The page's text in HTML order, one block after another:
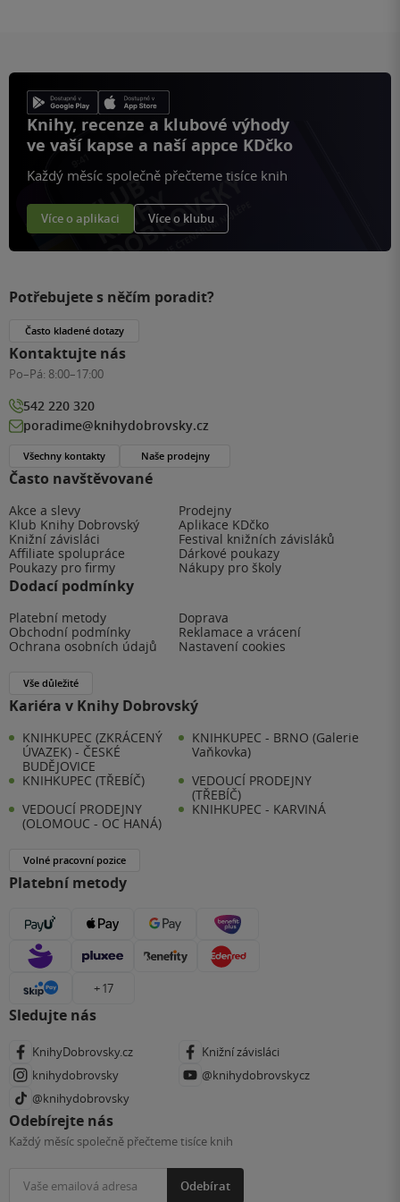
Knihy, recenze a klubové výhody
ve vaší kapse a naší appce KDčko
Každý měsíc společně přečteme tisíce knih
Více o aplikaci Více o klubu
Často navštěvované
Akce a slevy
Prodejny
Klub Knihy Dobrovský
Aplikace KDčko
Knižní závisláci
Festival knižních závisláků
Affiliate spolupráce
Dárkové poukazy
Poukazy pro firmy
Nákupy pro školy
Dodací podmínky
Platební metody
Doprava
Obchodní podmínky
Reklamace a vrácení
Ochrana osobních údajů
Nastavení cookies
Vše důležité
Kariéra v Knihy Dobrovský
KNIHKUPEC (ZKRÁCENÝ
ÚVAZEK) - ČESKÉ
BUDĚJOVICE
KNIHKUPEC - BRNO (Galerie
Vaňkovka)
KNIHKUPEC (TŘEBÍČ)
VEDOUCÍ PRODEJNY
(TŘEBÍČ)
VEDOUCÍ PRODEJNY
(OLOMOUC - OC HANÁ)
KNIHKUPEC - KARVINÁ
Volné pracovní pozice
Platební metody
+ 17
Sledujte nás
KnihyDobrovsky.cz
Knižní závisláci
knihydobrovsky
@knihydobrovskycz
@knihydobrovsky
Odebírejte nás
Každý měsíc společně přečteme tisíce knih
Odebírat
Potřebujete s něčím poradit?
Často kladené dotazy
Kontaktujte nás
Po–Pá: 8:00–17:00
542 220 320
poradime@knihydobrovsky.cz
Všechny kontakty Naše prodejny